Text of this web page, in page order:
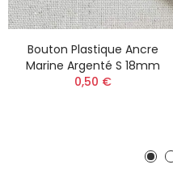
Bouton Plastique Ancre
Marine Argenté S 18mm
0,50 €